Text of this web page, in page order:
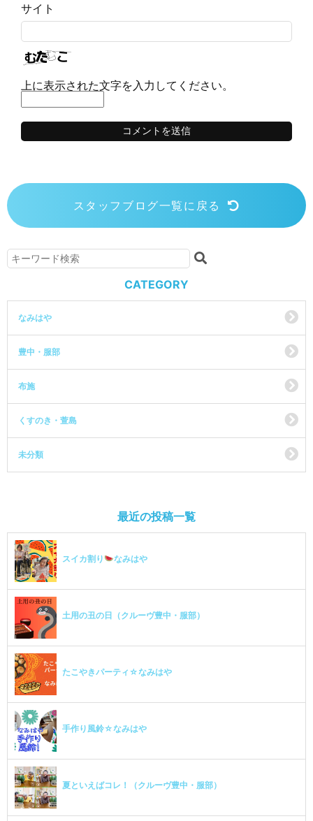
サイト
上に表示された文字を入力してください。
スタッフブログ一覧に戻る
CATEGORY
なみはや
豊中・服部
布施
くすのき・萱島
未分類
最近の投稿一覧
スイカ割り なみはや
土用の丑の日（クルーヴ豊中・服部）
たこやきパーティ☆なみはや
手作り風鈴☆なみはや
夏といえばコレ！（クルーヴ豊中・服部）